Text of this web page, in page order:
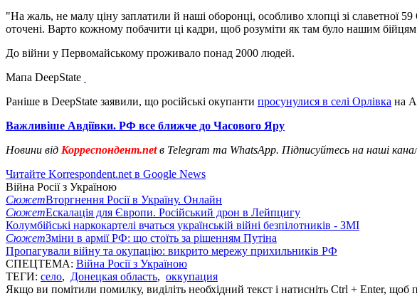
"На жаль, не малу ціну заплатили й наші оборонці, особливо хлопці зі
оточені. Варто кожному побачити ці кадри, щоб розуміти як там було нашим
До війни у Первомайському проживало понад 2000 людей.
Мапа DeepState
Раніше в DeepState заявили, що російські окупанти просунулися в селі Орлівка на
Важливіше Авдіївки. РФ все ближче до Часового Яру
Новини від Корреспондент.netв Telegram та WhatsApp. Підписуйтесь на наші
Читайте Korrespondent.net в Google News
Війна Росії з Україною
СюжетВторгнення Росії в Україну. Онлайн
СюжетЕскалація для Європи. Російський дрон в Лейпцигу
Колумбійські наркокартелі вчаться українській війні безпілотників - ЗМІ
СюжетЗміни в армії РФ: що стоїть за рішенням Путіна
Пропагували війну та окупацію: викрито мережу прихильників РФ
СПЕЦТЕМА: Війна Росії з Україною
ТЕГИ: село, Донецкая область, оккупация
Якщо ви помітили помилку, виділіть необхідний текст і натисніть Ctrl + Enter, щоб